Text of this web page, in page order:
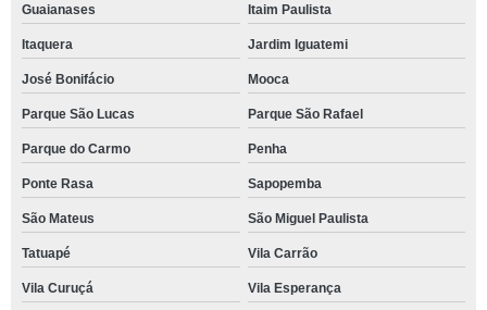
Guaianases Itaim Paulista
Itaquera Jardim Iguatemi
José Bonifácio Mooca
Parque São Lucas Parque São Rafael
Parque do Carmo Penha
Ponte Rasa Sapopemba
São Mateus São Miguel Paulista
Tatuapé Vila Carrão
Vila Curuçá Vila Esperança